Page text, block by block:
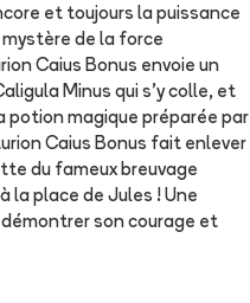
et toujours la puissance
mystère de la force
Caius Bonus envoie un
Minus qui s’y colle, et
potion magique préparée par
Caius Bonus fait enlever
du fameux breuvage
la place de Jules ! Une
son courage et